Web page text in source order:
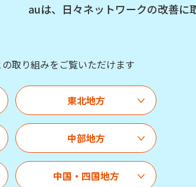
auは、日々ネットワークの改善に
取り組みをご覧いただけます
東北地方
中部地方
中国・四国地方